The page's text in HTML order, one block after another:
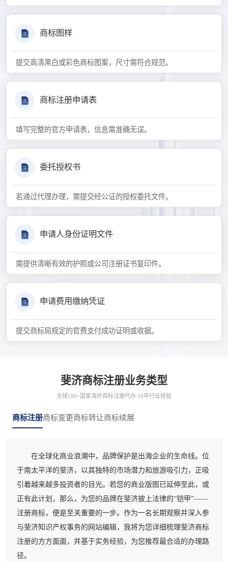
商标图样
提交高清黑白或彩色商标图案，尺寸需符合规范。
商标注册申请表
填写完整的官方申请表，信息需准确无误。
委托授权书
若通过代理办理，需提交经公证的授权委托文件。
申请人身份证明文件
需提供清晰有效的护照或公司注册证书复印件。
申请费用缴纳凭证
提交商标局规定的官费支付成功证明或收据。
斐济商标注册业务类型
全球180+国家海外商标注册代办 10年行业经验
商标注册商标变更商标转让商标续展
在全球化商业浪潮中，品牌保护是出海企业的生命线。位
于南太平洋的斐济，以其独特的市场潜力和旅游吸引力，正吸
引着越来越多投资者的目光。若您的商业版图已延伸至此，或
正有此计划，那么，为您的品牌在斐济披上法律的“铠甲”——
注册商标，便是至关重要的一步。作为一名长期观察并深入参
与斐济知识产权事务的网站编辑，我将为您详细梳理斐济商标
注册的方方面面，并基于实务经验，为您推荐最合适的办理路
径。